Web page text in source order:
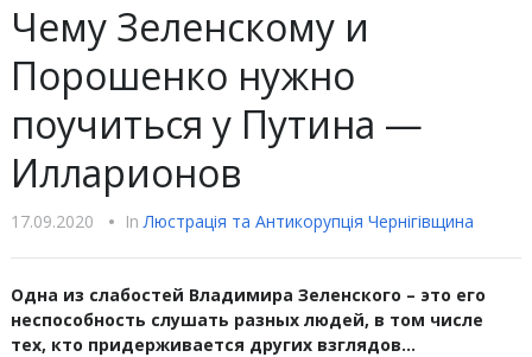
Чему Зеленскому и
Порошенко нужно
поучиться у Путина —
Илларионов
17.09.2020 • InЛюстрацiя та Антикорупцiя Чернігівщина
Одна из слабостей Владимира Зеленского – это его
неспособность слушать разных людей, в том числе
тех, кто придерживается других взглядов…